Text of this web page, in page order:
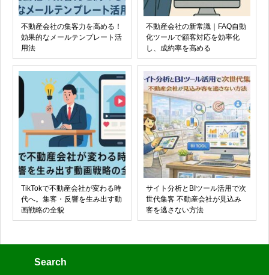
不動産会社の集客力を高める！
効果的なメールテンプレート活
用法
不動産会社の新常識｜FAQ自動
化ツールで顧客対応を効率化
し、成約率を高める
TikTokで不動産会社が変わる時
代へ。集客・反響を生み出す動
画戦略の全貌
サイト分析とBIツール活用で次
世代集客 不動産会社が見込み
客を逃さない方法
Search